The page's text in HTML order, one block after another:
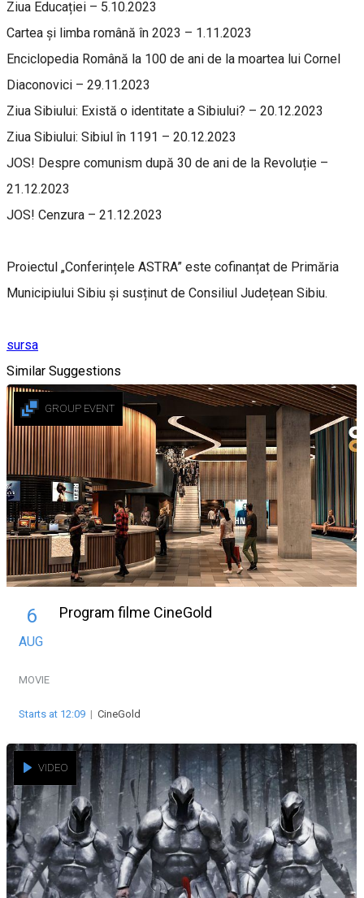
Ziua Educației – 5.10.2023
Cartea și limba română în 2023 – 1.11.2023
Enciclopedia Română la 100 de ani de la moartea lui Cornel
Diaconovici – 29.11.2023
Ziua Sibiului: Există o identitate a Sibiului? – 20.12.2023
Ziua Sibiului: Sibiul în 1191 – 20.12.2023
JOS! Despre comunism după 30 de ani de la Revoluție –
21.12.2023
JOS! Cenzura – 21.12.2023
Proiectul „Conferințele ASTRA” este cofinanțat de Primăria
Municipiului Sibiu și susținut de Consiliul Județean Sibiu.
sursa
Similar Suggestions
GROUP EVENT
6
AUG
Program filme CineGold
MOVIE
Starts at 12:09 | CineGold
VIDEO